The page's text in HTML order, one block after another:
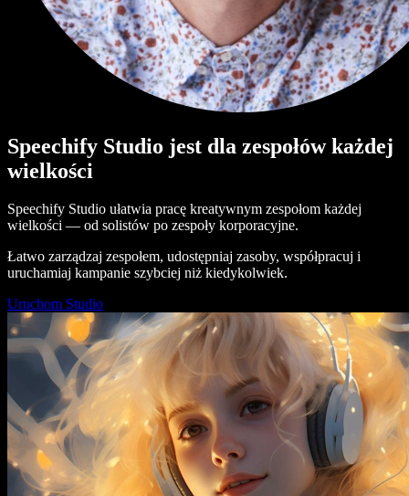
Speechify Studio jest dla zespołów każdej
wielkości
Speechify Studio ułatwia pracę kreatywnym zespołom każdej
wielkości — od solistów po zespoły korporacyjne.
Łatwo zarządzaj zespołem, udostępniaj zasoby, współpracuj i
uruchamiaj kampanie szybciej niż kiedykolwiek.
Uruchom Studio